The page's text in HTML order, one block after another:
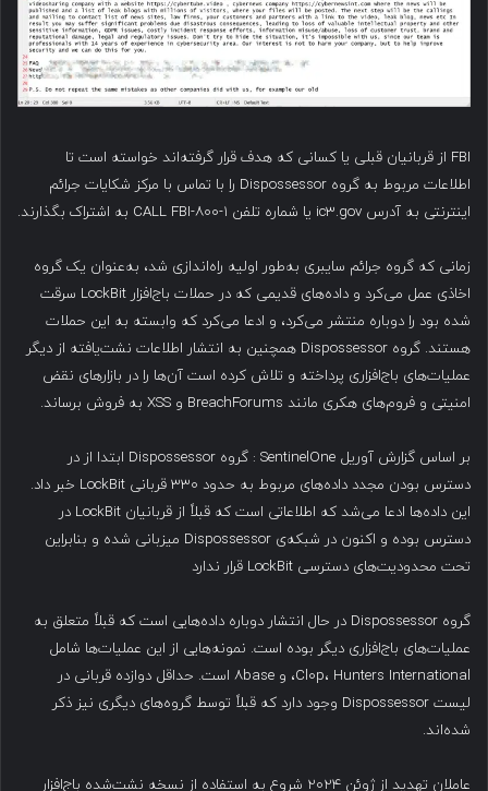
FBI از قربانیان قبلی یا کسانی که هدف قرار گرفته‌اند خواسته است تا
اطلاعات مربوط به گروه Dispossessor را با تماس با مرکز شکایات جرائم
اینترنتی به آدرس ic3.gov یا شماره تلفن ۱-۸۰۰-CALL FBI به اشتراک بگذارند.
زمانی که گروه جرائم سایبری به‌طور اولیه راه‌اندازی شد، به‌عنوان یک گروه
اخاذی عمل می‌کرد و داده‌های قدیمی که در حملات باج‌افزار LockBit سرقت
شده بود را دوباره منتشر می‌کرد، و ادعا می‌کرد که وابسته به این حملات
هستند. گروه Dispossessor همچنین به انتشار اطلاعات نشت‌یافته از دیگر
عملیات‌های باج‌افزاری پرداخته و تلاش کرده است آن‌ها را در بازارهای نقض
امنیتی و فروم‌های هکری مانند BreachForums و XSS به فروش برساند.
بر اساس گزارش آوریل SentinelOne : گروه Dispossessor ابتدا از در
دسترس بودن مجدد داده‌های مربوط به حدود ۳۳۰ قربانی LockBit خبر داد.
این داده‌ها ادعا می‌شد که اطلاعاتی است که قبلاً از قربانیان LockBit در
دسترس بوده و اکنون در شبکه‌ی Dispossessor میزبانی شده و بنابراین
تحت محدودیت‌های دسترسی LockBit قرار ندارد
گروه Dispossessor در حال انتشار دوباره داده‌هایی است که قبلاً متعلق به
عملیات‌های باج‌افزاری دیگر بوده است. نمونه‌هایی از این عملیات‌ها شامل
Cl0p، Hunters International، و ۸base است. حداقل دوازده قربانی در
لیست Dispossessor وجود دارد که قبلاً توسط گروه‌های دیگری نیز ذکر
شده‌اند.
عاملان تهدید از ژوئن ۲۰۲۴ شروع به استفاده از نسخه نشت‌شده باج‌افزار